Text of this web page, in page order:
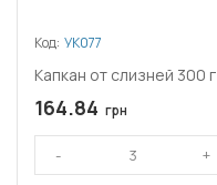
Код: УК077
Капкан от слизней 300 г
164.84 грн